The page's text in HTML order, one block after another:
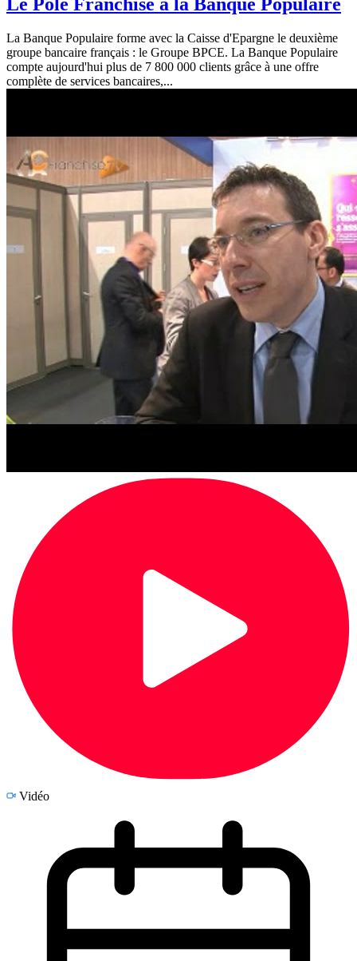
La Banque Populaire forme avec la Caisse d'Epargne le deuxième
groupe bancaire français : le Groupe BPCE. La Banque Populaire
compte aujourd'hui plus de 7 800 000 clients grâce à une offre
complète de services bancaires,...
Vidéo